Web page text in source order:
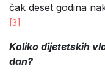
čak deset godina
[3]
Koliko dijetetskih
dan?